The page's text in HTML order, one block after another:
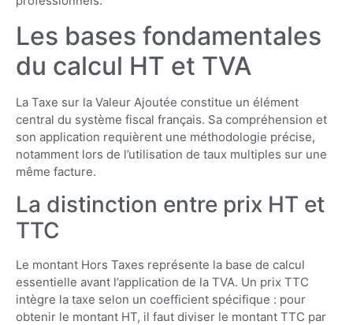
Les bases fondamentales
du calcul HT et TVA
La Taxe sur la Valeur Ajoutée constitue un élément
central du système fiscal français. Sa compréhension et
son application requièrent une méthodologie précise,
notamment lors de l’utilisation de taux multiples sur une
même facture.
La distinction entre prix HT et
TTC
Le montant Hors Taxes représente la base de calcul
essentielle avant l’application de la TVA. Un prix TTC
intègre la taxe selon un coefficient spécifique : pour
obtenir le montant HT, il faut diviser le montant TTC par